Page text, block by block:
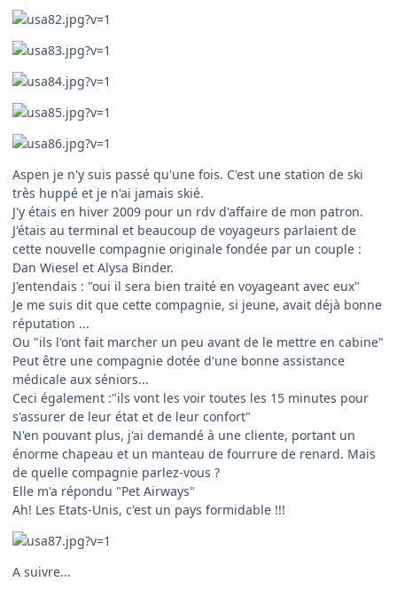
Aspen je n'y suis passé qu'une fois. C'est une station de ski
très huppé et je n'ai jamais skié.
J'y étais en hiver 2009 pour un rdv d'affaire de mon patron.
J'étais au terminal et beaucoup de voyageurs parlaient de
cette nouvelle compagnie originale fondée par un couple :
Dan Wiesel et Alysa Binder.
J'entendais : "oui il sera bien traité en voyageant avec eux"
Je me suis dit que cette compagnie, si jeune, avait déjà bonne
réputation ...
Ou "ils l'ont fait marcher un peu avant de le mettre en cabine"
Peut être une compagnie dotée d'une bonne assistance
médicale aux séniors...
Ceci également :"ils vont les voir toutes les 15 minutes pour
s'assurer de leur état et de leur confort"
N'en pouvant plus, j'ai demandé à une cliente, portant un
énorme chapeau et un manteau de fourrure de renard. Mais
de quelle compagnie parlez-vous ?
Elle m'a répondu "Pet Airways"
Ah! Les Etats-Unis, c'est un pays formidable !!!
A suivre...